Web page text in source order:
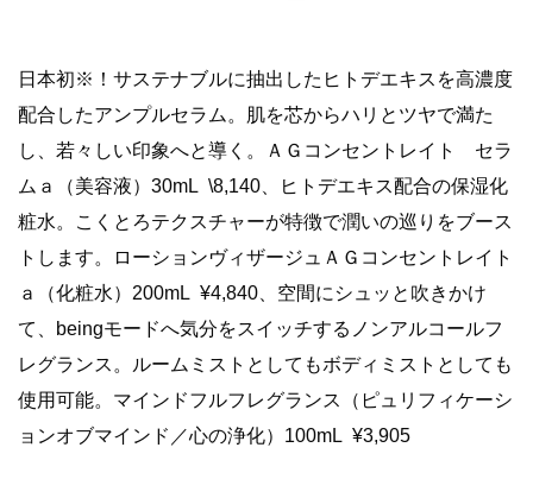
日本初※！サステナブルに抽出したヒトデエキスを高濃度
配合したアンプルセラム。肌を芯からハリとツヤで満た
し、若々しい印象へと導く。ＡＧコンセントレイト セラ
ムａ（美容液）30mL \8,140、ヒトデエキス配合の保湿化
粧水。こくとろテクスチャーが特徴で潤いの巡りをブース
トします。ローションヴィザージュＡＧコンセントレイト
ａ（化粧水）200mL ¥4,840、空間にシュッと吹きかけ
て、beingモードへ気分をスイッチするノンアルコールフ
レグランス。ルームミストとしてもボディミストとしても
使用可能。マインドフルフレグランス（ピュリフィケーシ
ョンオブマインド／心の浄化）100mL ¥3,905